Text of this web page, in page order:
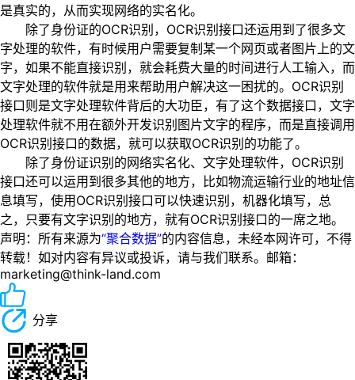
是真实的，从而实现网络的实名化。
除了身份证的OCR识别，OCR识别接口还运用到了很多文
字处理的软件，有时候用户需要复制某一个网页或者图片上的文
字，如果不能直接识别，就会耗费大量的时间进行人工输入，而
文字处理的软件就是用来帮助用户解决这一困扰的。OCR识别
接口则是文字处理软件背后的大功臣，有了这个数据接口，文字
处理软件就不用在额外开发识别图片文字的程序，而是直接调用
OCR识别接口的数据，就可以获取OCR识别的功能了。
除了身份证识别的网络实名化、文字处理软件，OCR识别
接口还可以运用到很多其他的地方，比如物流运输行业的地址信
息填写，使用OCR识别接口可以快速识别，机器化填写，总
之，只要有文字识别的地方，就有OCR识别接口的一席之地。
声明：所有来源为“聚合数据”的内容信息，未经本网许可，不得
转载！如对内容有异议或投诉，请与我们联系。邮箱：
marketing@think-land.com
分享